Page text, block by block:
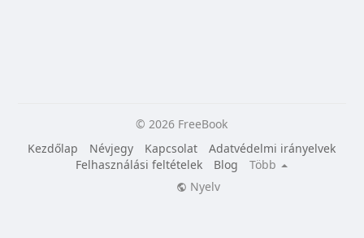
© 2026 FreeBook
Kezdőlap
Névjegy Kapcsolat
Adatvédelmi irányelvek
Felhasználási feltételek
Blog
Több
Nyelv